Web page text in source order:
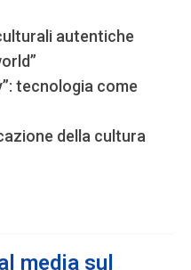
autentiche
tecnologia come
della cultura
media sul